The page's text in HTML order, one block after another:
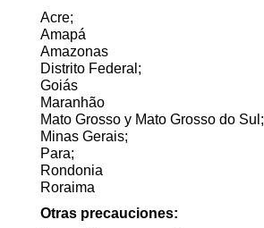
Acre;
Amapá
Amazonas
Distrito Federal;
Goiás
Maranhão
Mato Grosso y Mato Grosso do Sul;
Minas Gerais;
Para;
Rondonia
Roraima
Otras precauciones: